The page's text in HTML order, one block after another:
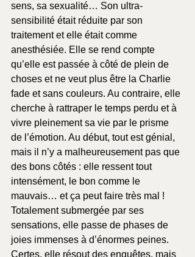
sens, sa sexualité… Son ultra-
sensibilité était réduite par son
traitement et elle était comme
anesthésiée. Elle se rend compte
qu’elle est passée à côté de plein de
choses et ne veut plus être la Charlie
fade et sans couleurs. Au contraire, elle
cherche à rattraper le temps perdu et à
vivre pleinement sa vie par le prisme
de l’émotion. Au début, tout est génial,
mais il n’y a malheureusement pas que
des bons côtés : elle ressent tout
intensément, le bon comme le
mauvais… et ça peut faire très mal !
Totalement submergée par ses
sensations, elle passe de phases de
joies immenses à d’énormes peines.
Certes, elle résout des enquêtes, mais